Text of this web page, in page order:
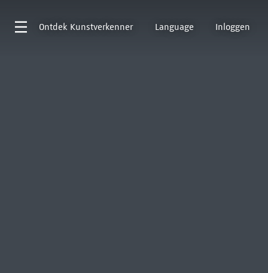
Ontdek Kunstverkenner Language Inloggen